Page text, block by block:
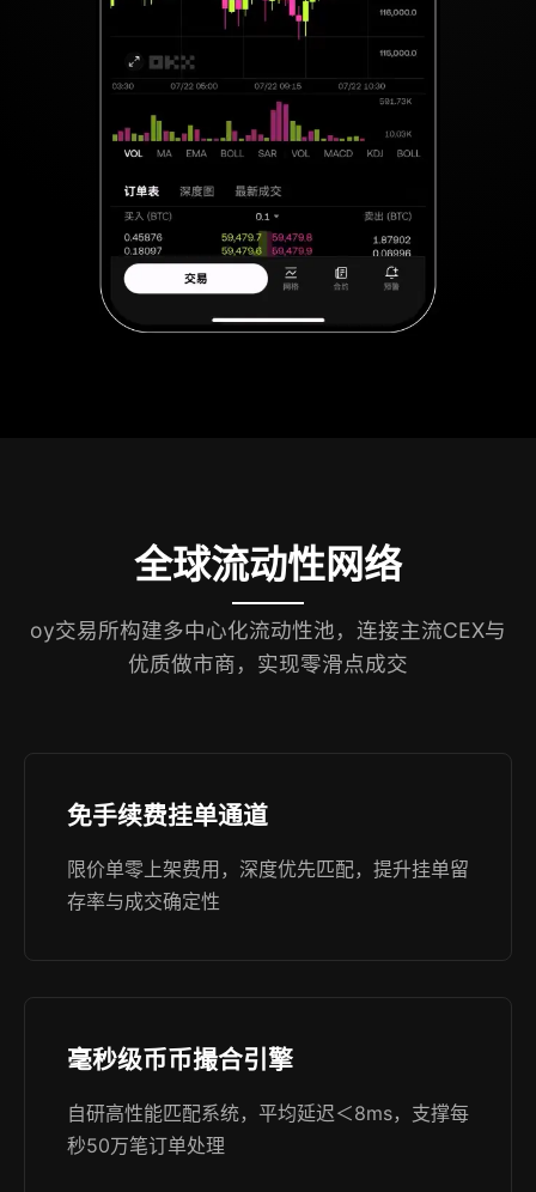
全球流动性网络
oy交易所构建多中心化流动性池，连接主流CEX与
优质做市商，实现零滑点成交
免手续费挂单通道
限价单零上架费用，深度优先匹配，提升挂单留
存率与成交确定性
毫秒级币币撮合引擎
自研高性能匹配系统，平均延迟＜8ms，支撑每
秒50万笔订单处理